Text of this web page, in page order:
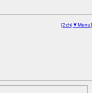
[2ch| ▼Menu]